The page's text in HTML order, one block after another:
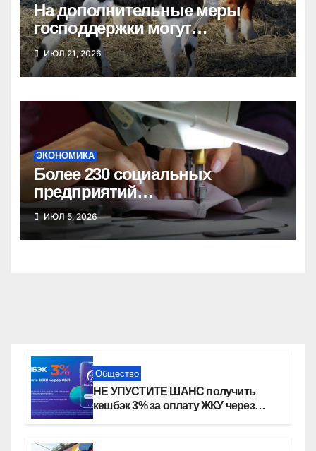
На дополнительные меры
господдержки могут
рассчитывать новосибирские
фермеры
ИЮЛ 21, 2026
ЭКОНОМИКА
Более 230 социальных
предприятий
зарегистрировано в
Новосибирской области
ИЮЛ 5, 2026
Общество
НЕ УПУСТИТЕ ШАНС получить
кешбэк 3% за оплату ЖКУ через